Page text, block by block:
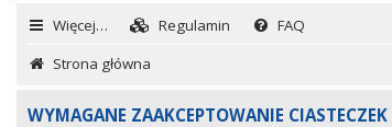
Więcej… Regulamin FAQ
Strona główna
WYMAGANE ZAAKCEPTOWANIE CIASTECZEK